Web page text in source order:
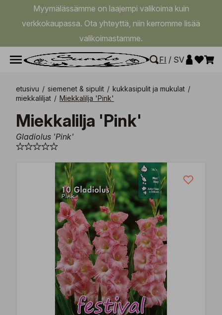
Myymälässämme on laajempi valikoima kuin
verkkokaupassa. Ota yhteyttä, niin kerromme lisää
valikoimastamme.
FI / SV
etusivu / siemenet & sipulit / kukkasipulit ja mukulat /
miekkaliljat / Miekkalilja 'Pink'
Miekkalilja 'Pink'
Gladiolus 'Pink'